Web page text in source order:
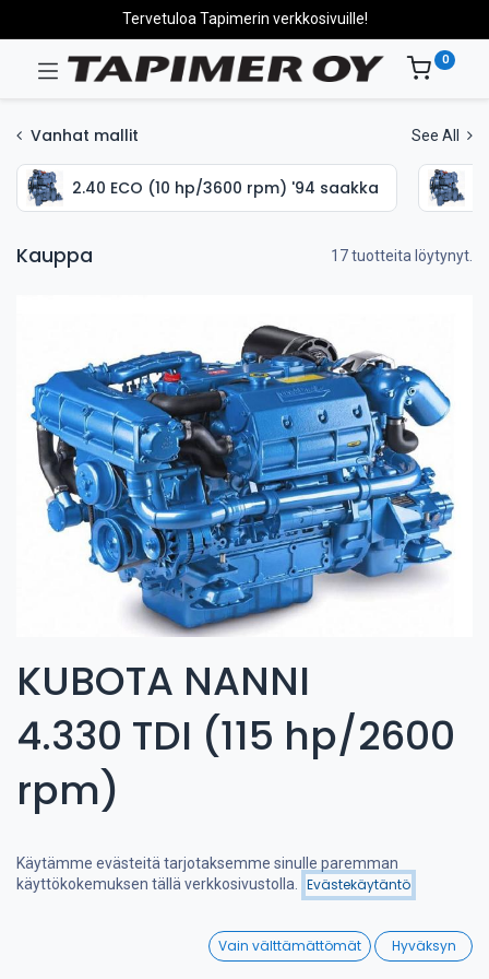
Nimi (A-Ö)
Wishlist
Tervetuloa Tapimerin verkkosivuille!
0
Vanhat mallit See All
2.40 ECO (10 hp/3600 rpm) '94 saakka
Kauppa 17 tuotteita löytynyt.
KUBOTA NANNI
4.330 TDI (115 hp/2600
rpm)
Käytämme evästeitä tarjotaksemme sinulle paremman
käyttökokemuksen tällä verkkosivustolla.
Evästekäytäntö
Vain välttämättömät Hyväksyn